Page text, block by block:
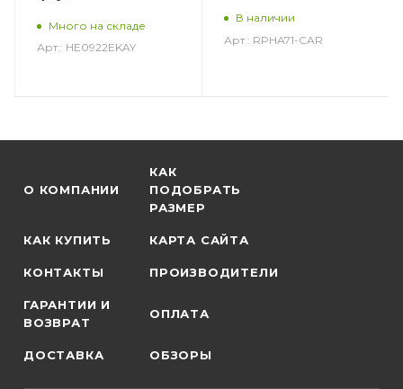
Много на складе
Арт.: HE0922EKAY
В наличии
Арт.: RPHA71-CAR
О КОМПАНИИ
КАК
ПОДОБРАТЬ
РАЗМЕР
КАК КУПИТЬ КАРТА САЙТА
КОНТАКТЫ ПРОИЗВОДИТЕЛИ
ГАРАНТИИ И
ВОЗВРАТ
ОПЛАТА
ДОСТАВКА ОБЗОРЫ